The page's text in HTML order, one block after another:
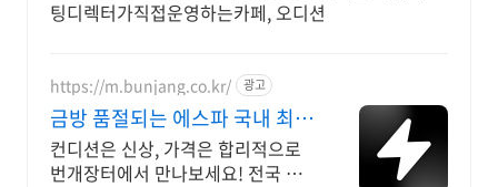
팅디렉터가직접운영하는카페, 오디션
https://m.bunjang.co.kr/ 광고
금방 품절되는 에스파 국내 최대
브랜드 중고거래
컨디션은 신상, 가격은 합리적으로
번개장터에서 만나보세요! 전국 각